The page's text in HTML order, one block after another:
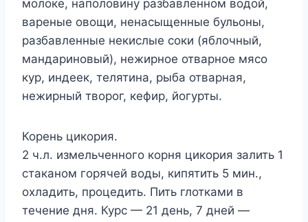
молоке, наполовину разбавленном водой,
вареные овощи, ненасыщенные бульоны,
разбавленные некислые соки (яблочный,
мандариновый), нежирное отварное мясо
кур, индеек, телятина, рыба отварная,
нежирный творог, кефир, йогурты.
Корень цикория.
2 ч.л. измельченного корня цикория залить 1
стаканом горячей воды, кипятить 5 мин.,
охладить, процедить. Пить глотками в
течение дня. Курс — 21 день, 7 дней —